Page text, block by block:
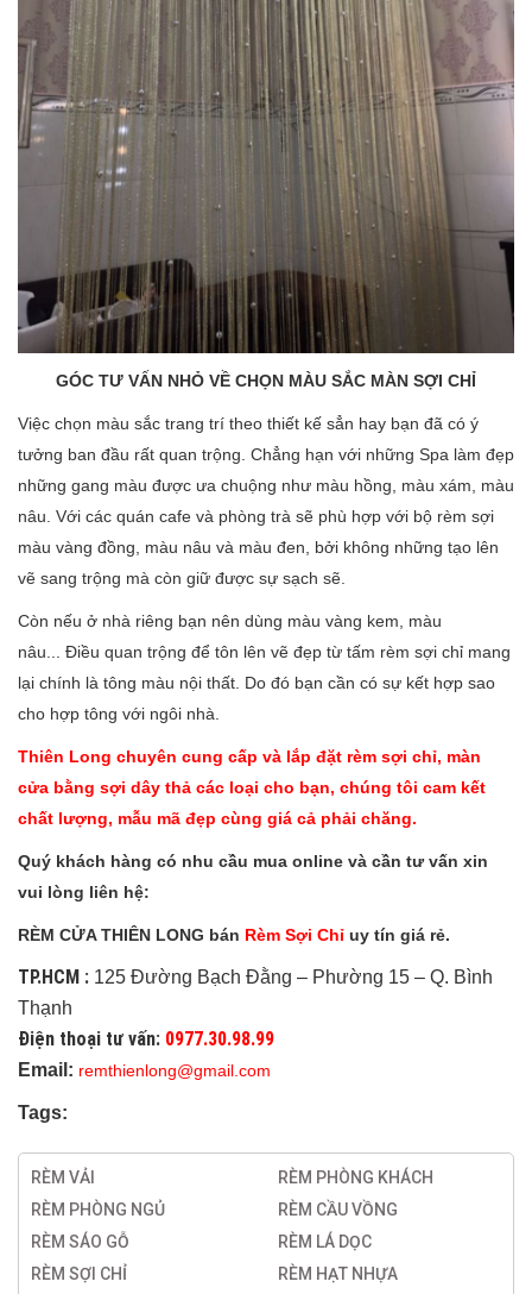
GÓC TƯ VẤN NHỎ VỀ CHỌN MÀU SẮC MÀN SỢI CHỈ
Việc chọn màu sắc trang trí theo thiết kế sẳn hay bạn đã có ý
tưởng ban đầu rất quan trộng. Chẳng hạn với những Spa làm đẹp
những gang màu được ưa chuộng như màu hồng, màu xám, màu
nâu. Với các quán cafe và phòng trà sẽ phù hợp với bộ rèm sợi
màu vàng đồng, màu nâu và màu đen, bởi không những tạo lên
vẽ sang trộng mà còn giữ được sự sạch sẽ.
Còn nếu ở nhà riêng bạn nên dùng màu vàng kem, màu
nâu... Điều quan trộng để tôn lên vẽ đẹp từ tấm rèm sợi chỉ mang
lại chính là tông màu nội thất. Do đó bạn cần có sự kết hợp sao
cho hợp tông với ngôi nhà.
Thiên Long chuyên cung cấp và lắp đặt rèm sợi chỉ, màn
cửa bằng sợi dây thả các loại cho bạn, chúng tôi cam kết
chất lượng, mẫu mã đẹp cùng giá cả phải chăng.
Quý khách hàng có nhu cầu mua online và cần tư vấn xin
vui lòng liên hệ:
RÈM CỬA THIÊN LONG bán Rèm Sợi Chỉ uy tín giá rẻ.
TP.HCM : 125 Đường Bạch Đằng – Phường 15 – Q. Bình
Thạnh
Điện thoại tư vấn: 0977.30.98.99
Email: remthienlong@gmail.com
Tags:
RÈM VẢI
RÈM PHÒNG KHÁCH
RÈM PHÒNG NGỦ
RÈM CẦU VỒNG
RÈM SÁO GỖ
RÈM LÁ DỌC
RÈM SỢI CHỈ
RÈM HẠT NHỰA